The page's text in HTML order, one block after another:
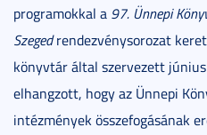
programokkal a 97. Ünnepi
Szegedrendezvénysorozat
könyvtár által szervezett
elhangzott, hogy az Ünnepi
intézmények összefogásának